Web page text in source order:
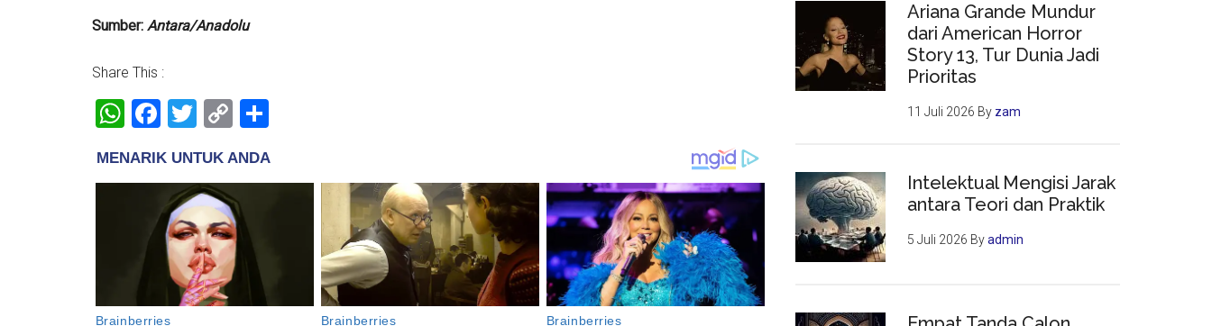
Sumber: Antara/Anadolu
Share This :
WhatsApp
Facebook
Twitter
Copy
Ariana Grande Mundur
dari American Horror
Story 13, Tur Dunia Jadi
Prioritas
11 Juli 2026 By zam
Intelektual Mengisi Jarak
antara Teori dan Praktik
5 Juli 2026 Byadmin